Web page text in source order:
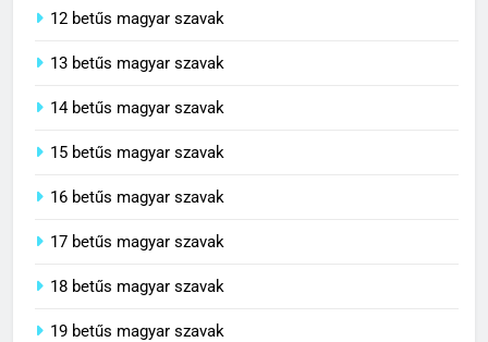
12 betűs magyar szavak
13 betűs magyar szavak
14 betűs magyar szavak
15 betűs magyar szavak
16 betűs magyar szavak
17 betűs magyar szavak
18 betűs magyar szavak
19 betűs magyar szavak